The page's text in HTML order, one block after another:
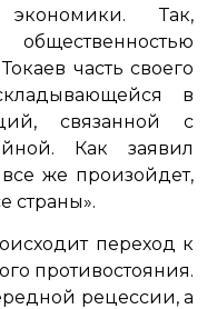
экономики. Так,
часть своего
в
связанной с
Как заявил
же произойдет,
страны».
переход к
противостояния.
рецессии, а